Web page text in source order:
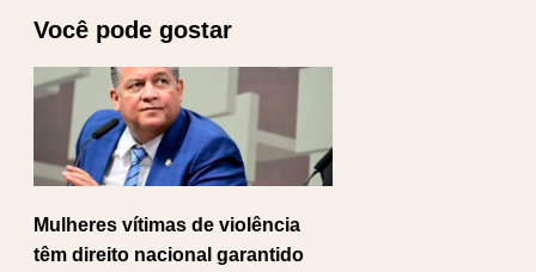
Você pode gostar
Mulheres vítimas de violência
têm direito nacional garantido